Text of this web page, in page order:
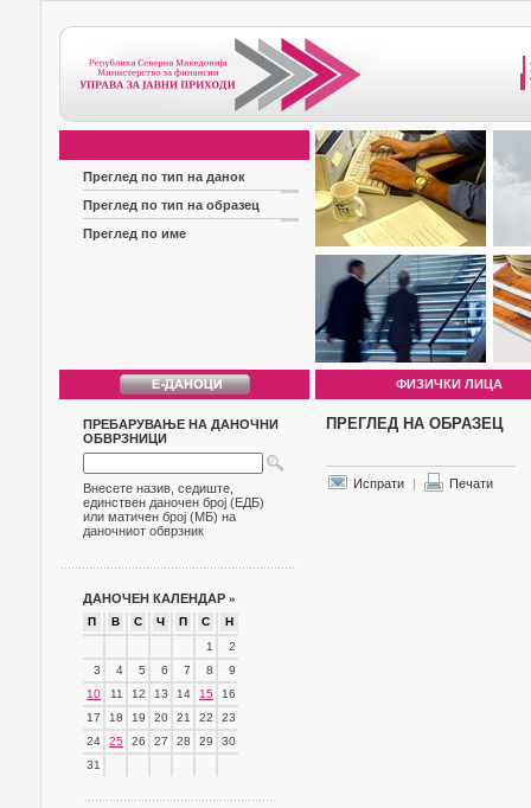
Преглед по тип на данок
Преглед по тип на образец
Преглед по име
ФИЗИЧКИ ЛИЦА
ПРЕБАРУВАЊЕ НА ДАНОЧНИ
ОБВРЗНИЦИ
Внесете назив, седиште,
единствен даночен број (ЕДБ)
или матичен број (МБ) на
даночниот обврзник
ДАНОЧЕН КАЛЕНДАР »
П В С Ч П С
Н
1
2
3
4 5 6 7 8
9
10
11 12 13 14 15
16
17
18 19 20 21 22
23
24
25 26 27 28 29
30
31
ПРЕГЛЕД НА ОБРАЗЕЦ
Испрати | Печати